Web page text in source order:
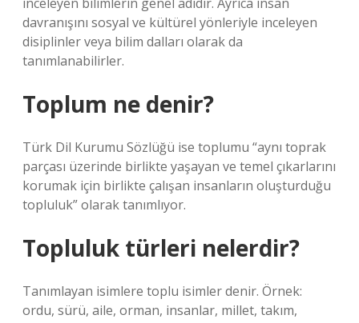
davranışını sosyal ve kültürel yönleriyle inceleyen
disiplinler veya bilim dalları olarak da
tanımlanabilirler.
Toplum ne denir?
Türk Dil Kurumu Sözlüğü ise toplumu “aynı toprak
parçası üzerinde birlikte yaşayan ve temel çıkarlarını
korumak için birlikte çalışan insanların oluşturduğu
topluluk” olarak tanımlıyor.
Topluluk türleri nelerdir?
Tanımlayan isimlere toplu isimler denir. Örnek:
ordu, sürü, aile, orman, insanlar, millet, takım,